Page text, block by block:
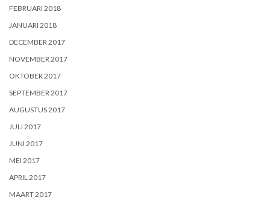
FEBRUARI 2018
JANUARI 2018
DECEMBER 2017
NOVEMBER 2017
OKTOBER 2017
SEPTEMBER 2017
AUGUSTUS 2017
JULI 2017
JUNI 2017
MEI 2017
APRIL 2017
MAART 2017